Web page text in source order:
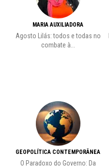
MARIA AUXILIADORA
Agosto Lilás: todos e todas no
combate à...
GEOPOLÍTICA CONTEMPORÂNEA
O Paradoxo do Governo: Da